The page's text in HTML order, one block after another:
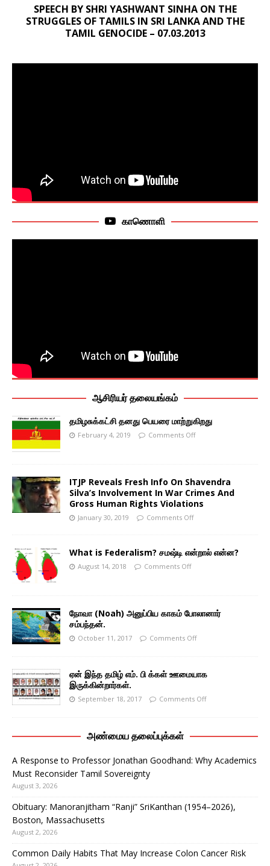
SPEECH BY SHRI YASHWANT SINHA ON THE
STRUGGLES OF TAMILS IN SRI LANKA AND THE
TAMIL GENOCIDE – 07.03.2013
காணொளி
ஆசிரியர் தலையங்கம்
தமிழசுக்கட்சி தனது பெயரை மாற்றுகிறது
February 4, 2019 Comments Off
ITJP Reveals Fresh Info On Shavendra
Silva’s Involvement In War Crimes And
Gross Human Rights Violations
January 30, 2019 Comments Off
What is Federalism? சமஷ்டி என்றால் என்ன?
August 14, 2018 Comments Off
நோவா (Noah) அனுப்பிய காகம் போலானார்
சம்பந்தன்.
October 11, 2017 Comments Off
ஏன் இந்த தமிழ் எம். பி க்கள் ஊமையாக
இருக்கின்றார்கள்.
September 18, 2017 Comments Off
அண்மைய தலைப்புக்கள்
A Response to Professor Jonathan Goodhand: Why Academics
Must Reconsider Tamil Sovereignty
August 3, 2026
Obituary: Manoranjitham “Ranji” SriKanthan (1954–2026),
Boston, Massachusetts
August 2, 2026
Common Daily Habits That May Increase Colon Cancer Risk